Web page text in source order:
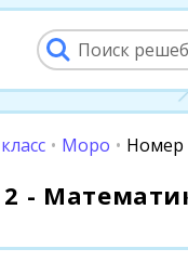
• Моро • Номер
-